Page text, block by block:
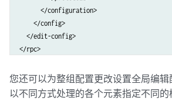
      </configuration>
    </config>
  </edit-config>
</rpc>
您还可以为整组配置更改设置全局编
以不同方式处理的各个元素指定不同的